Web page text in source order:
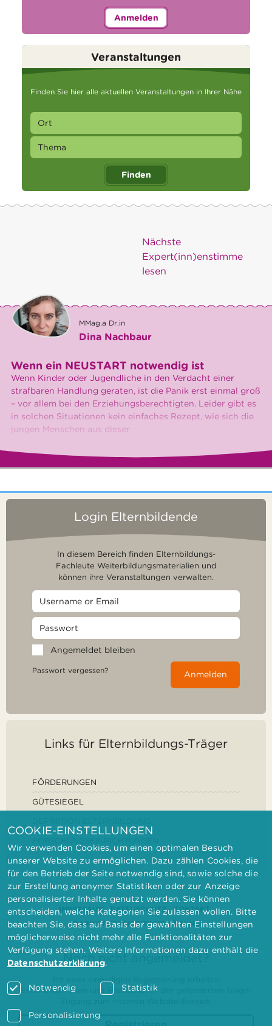
Anmelden
Veranstaltungen
Finden Sie hier alle aktuellen Veranstaltungen in Ihrer Nähe
Finden
Nächste
Expert(inn)enstimme
lesen
MMag.a Dr.in
Dina Nachbaur
Wenn ein NEUSTART notwendig ist
Wenn Kinder oder Jugendliche in den Verdacht einer
strafbaren Handlung geraten, ist die Panik erst einmal groß
– vor allem bei den Erziehungsberechtigten. Leider gibt es
in solchen Situationen kein einfaches Rezept, wie sich die
jungen Menschen aus dieser
Login Elternbildende
In diesem Bereich finden Elternbildungs-
Fachleute Weiterbildungsmaterialien und
können ihre Veranstaltungen verwalten.
Angemeldet bleiben
Passwort vergessen? Anmelden
Links für Elternbildungs-Träger
FÖRDERUNGEN
GÜTESIEGEL
IMPRESSUM DATENSCHUTZ
KONTAKT
BARRIEREFREIHEITSERKLÄRUNG
Noch nicht angemeldet?
Elternbilderinnen und Elternbildner der geförderten Träger
COOKIE-EINSTELLUNGEN
Wir verwenden Cookies, um einen optimalen Besuch
unserer Website zu ermöglichen. Dazu zählen Cookies, die
für den Betrieb der Seite notwendig sind, sowie solche die
zur Erstellung anonymer Statistiken oder zur Anzeige
personalisierter Inhalte genutzt werden. Sie können
entscheiden, welche Kategorien Sie zulassen wollen. Bitte
beachten Sie, dass auf Basis der gewählten Einstellungen
möglicherweise nicht mehr alle Funktionalitäten zur
Verfügung stehen. Weitere Informationen dazu enthält die
Datenschutzerklärung.
Notwendig Statistik
Personalisierung